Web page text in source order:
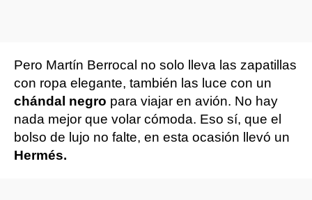
Pero Martín Berrocal no solo lleva las zapatillas
con ropa elegante, también las luce con un
chándal negro para viajar en avión. No hay
nada mejor que volar cómoda. Eso sí, que el
bolso de lujo no falte, en esta ocasión llevó un
Hermés.